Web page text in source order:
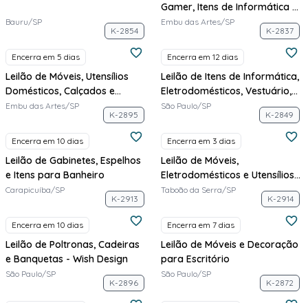
Bauru/SP
Gamer, Itens de Informática e
Periféricos
Embu das Artes/SP
K-2854
Encerra em 5 dias
Leilão de Móveis, Utensílios
Domésticos, Calçados e
Cosméticos - Galpão Kwara
Embu das Artes/SP
K-2837
Encerra em 12 dias
Leilão de Itens de Informática,
Eletrodomésticos, Vestuário,
Moda e Móveis - Prata
São Paulo/SP
K-2895
Encerra em 10 dias
Leilão de Gabinetes, Espelhos
e Itens para Banheiro
Carapicuíba/SP
K-2849
Encerra em 3 dias
Leilão de Móveis,
Eletrodomésticos e Utensílios -
Galpão Kwara
Taboão da Serra/SP
K-2913
Encerra em 10 dias
Leilão de Poltronas, Cadeiras
e Banquetas - Wish Design
São Paulo/SP
K-2914
Encerra em 7 dias
Leilão de Móveis e Decoração
para Escritório
São Paulo/SP
K-2896
K-2872